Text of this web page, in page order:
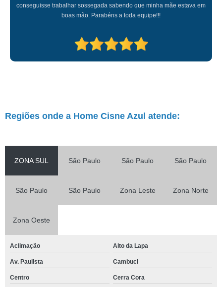
conseguisse trabalhar sossegada sabendo que minha mãe estava em
boas mão. Parabéns a toda equipe!!!
Regiões onde a Home Cisne Azul atende:
ZONA SUL São Paulo São Paulo São Paulo
São Paulo São Paulo Zona Leste Zona Norte
Zona Oeste
Aclimação Alto da Lapa
Av. Paulista Cambuci
Centro Cerra Cora